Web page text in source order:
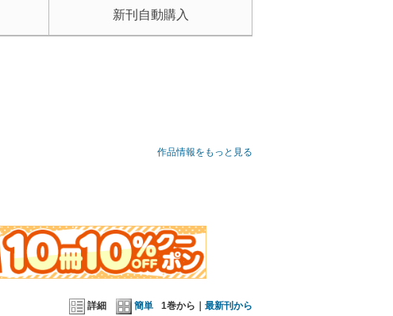
新刊自動購入
作品情報をもっと見る
詳細 簡単 1巻から｜ 最新刊から